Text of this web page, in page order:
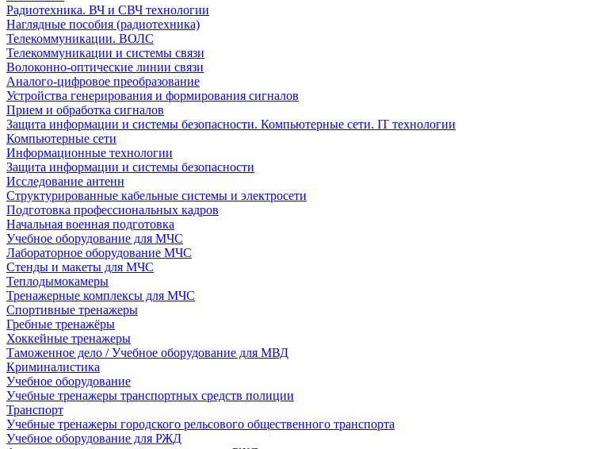
Радиотехника. ВЧ и СВЧ технологии
Наглядные пособия (радиотехника)
Телекоммуникации. ВОЛС
Телекоммуникации и системы связи
Волоконно-оптические линии связи
Аналого-цифровое преобразование
Устройства генерирования и формирования сигналов
Прием и обработка сигналов
Защита информации и системы безопасности. Компьютерные сети. IT технологии
Компьютерные сети
Информационные технологии
Защита информации и системы безопасности
Исследование антенн
Структурированные кабельные системы и электросети
Подготовка профессиональных кадров
Начальная военная подготовка
Учебное оборудование для МЧС
Лабораторное оборудование МЧС
Стенды и макеты для МЧС
Теплодымокамеры
Тренажерные комплексы для МЧС
Спортивные тренажеры
Гребные тренажёры
Хоккейные тренажеры
Таможенное дело / Учебное оборудование для МВД
Криминалистика
Учебное оборудование
Учебные тренажеры транспортных средств полиции
Транспорт
Учебные тренажеры городского рельсового общественного транспорта
Учебное оборудование для РЖД